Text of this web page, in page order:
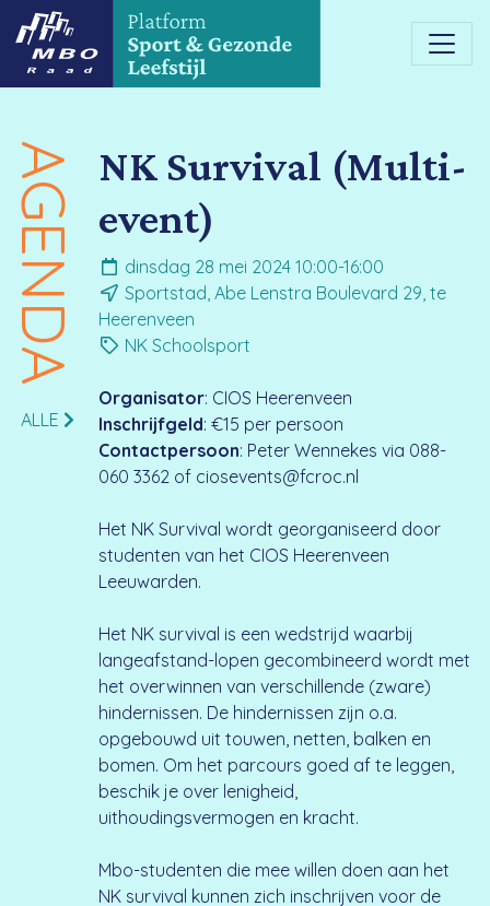
AGENDA
ALLE
NK Survival (Multi-
event)
dinsdag 28 mei 2024 10:00-16:00
Sportstad, Abe Lenstra Boulevard 29, te
Heerenveen
NK Schoolsport
Organisator: CIOS Heerenveen
Inschrijfgeld: €15 per persoon
Contactpersoon: Peter Wennekes via 088-
060 3362 of ciosevents@fcroc.nl
Het NK Survival wordt georganiseerd door
studenten van het CIOS Heerenveen
Leeuwarden.
Het NK survival is een wedstrijd waarbij
langeafstand-lopen gecombineerd wordt met
het overwinnen van verschillende (zware)
hindernissen. De hindernissen zijn o.a.
opgebouwd uit touwen, netten, balken en
bomen. Om het parcours goed af te leggen,
beschik je over lenigheid,
uithoudingsvermogen en kracht.
Mbo-studenten die mee willen doen aan het
NK survival kunnen zich inschrijven voor de